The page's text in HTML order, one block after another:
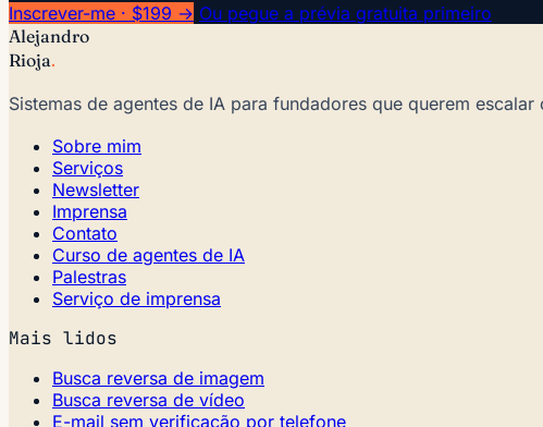
Inscrever-me · $199 → Ou pegue a prévia gratuita primeiro
Alejandro
Rioja.
Sistemas de agentes de IA para fundadores que querem
Sobre mim
Serviços
Newsletter
Imprensa
Contato
Curso de agentes de IA
Palestras
Serviço de imprensa
Mais lidos
Busca reversa de imagem
Busca reversa de vídeo
E-mail sem verificação por telefone